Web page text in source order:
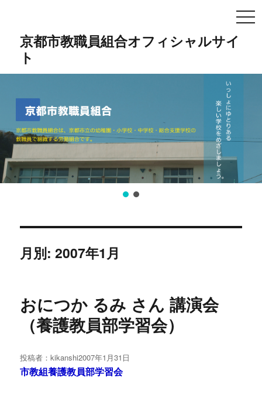
京都市教職員組合オフィシャルサイ
ト
月別: 2007年1月
おにつか るみ さん 講演会
（養護教員部学習会）
投稿者：kikanshi投
稿
2007年1月31日
市教組養護教員部学習会